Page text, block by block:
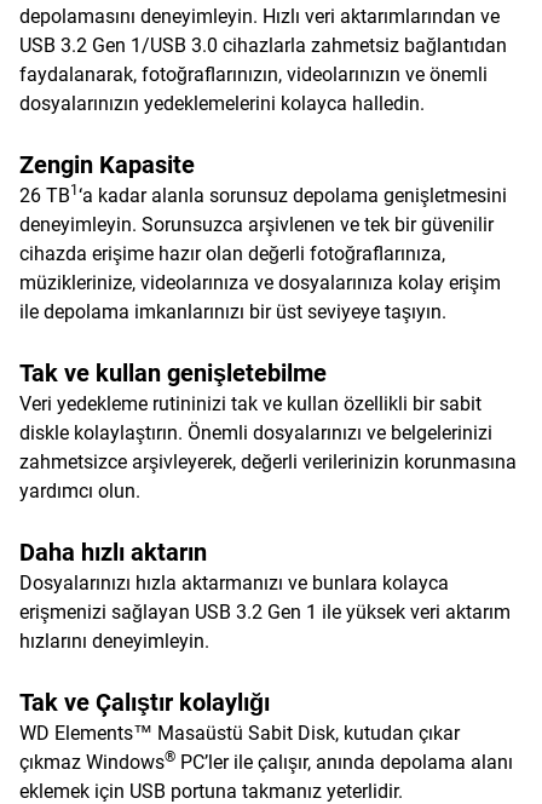
depolamasını deneyimleyin. Hızlı veri aktarımlarından ve
USB 3.2 Gen 1/USB 3.0 cihazlarla zahmetsiz bağlantıdan
faydalanarak, fotoğraflarınızın, videolarınızın ve önemli
dosyalarınızın yedeklemelerini kolayca halledin.
Zengin Kapasite
26 TB1 ‘a kadar alanla sorunsuz depolama genişletmesini
deneyimleyin. Sorunsuzca arşivlenen ve tek bir güvenilir
cihazda erişime hazır olan değerli fotoğraflarınıza,
müziklerinize, videolarınıza ve dosyalarınıza kolay erişim
ile depolama imkanlarınızı bir üst seviyeye taşıyın.
Tak ve kullan genişletebilme
Veri yedekleme rutininizi tak ve kullan özellikli bir sabit
diskle kolaylaştırın. Önemli dosyalarınızı ve belgelerinizi
zahmetsizce arşivleyerek, değerli verilerinizin korunmasına
yardımcı olun.
Daha hızlı aktarın
Dosyalarınızı hızla aktarmanızı ve bunlara kolayca
erişmenizi sağlayan USB 3.2 Gen 1 ile yüksek veri aktarım
hızlarını deneyimleyin.
Tak ve Çalıştır kolaylığı
WD Elements™ Masaüstü Sabit Disk, kutudan çıkar
çıkmaz Windows® PC’ler ile çalışır, anında depolama alanı
eklemek için USB portuna takmanız yeterlidir.